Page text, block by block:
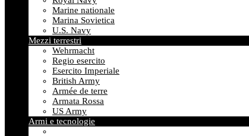
Marine nationale
Marina Sovietica
U.S. Navy
Mezzi terrestri
Wehrmacht
Regio esercito
Esercito Imperiale
British Army
Armée de terre
Armata Rossa
US Army
Armi e tecnologie